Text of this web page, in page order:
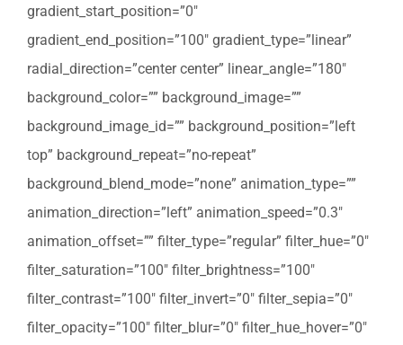
gradient_start_position=”0″
gradient_end_position=”100″ gradient_type=”linear”
radial_direction=”center center” linear_angle=”180″
background_color=”” background_image=””
background_image_id=”” background_position=”left
top” background_repeat=”no-repeat”
background_blend_mode=”none” animation_type=””
animation_direction=”left” animation_speed=”0.3″
animation_offset=”” filter_type=”regular” filter_hue=”0″
filter_saturation=”100″ filter_brightness=”100″
filter_contrast=”100″ filter_invert=”0″ filter_sepia=”0″
filter_opacity=”100″ filter_blur=”0″ filter_hue_hover=”0″